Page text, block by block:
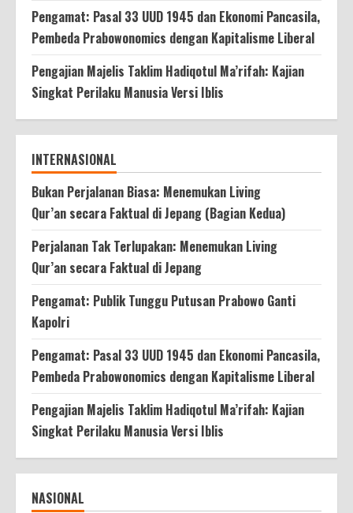
Pengamat: Pasal 33 UUD 1945 dan Ekonomi Pancasila,
Pembeda Prabowonomics dengan Kapitalisme Liberal
Pengajian Majelis Taklim Hadiqotul Ma’rifah: Kajian
Singkat Perilaku Manusia Versi Iblis
INTERNASIONAL
Bukan Perjalanan Biasa: Menemukan Living
Qur’an secara Faktual di Jepang (Bagian Kedua)
Perjalanan Tak Terlupakan: Menemukan Living
Qur’an secara Faktual di Jepang
Pengamat: Publik Tunggu Putusan Prabowo Ganti
Kapolri
Pengamat: Pasal 33 UUD 1945 dan Ekonomi Pancasila,
Pembeda Prabowonomics dengan Kapitalisme Liberal
Pengajian Majelis Taklim Hadiqotul Ma’rifah: Kajian
Singkat Perilaku Manusia Versi Iblis
NASIONAL